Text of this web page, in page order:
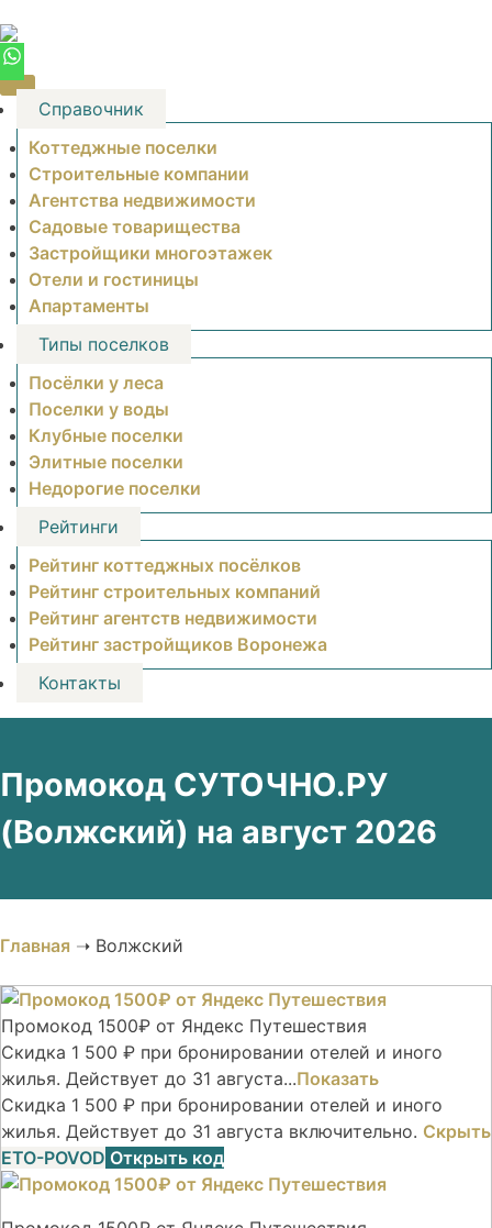
to
content
Справочник
Коттеджные поселки
Строительные компании
Агентства недвижимости
Садовые товарищества
Застройщики многоэтажек
Отели и гостиницы
Апартаменты
Типы поселков
Посёлки у леса
Поселки у воды
Клубные поселки
Элитные поселки
Недорогие поселки
Рейтинги
Рейтинг коттеджных посёлков
Рейтинг строительных компаний
Рейтинг агентств недвижимости
Рейтинг застройщиков Воронежа
Контакты
Промокод СУТОЧНО.РУ
(Волжский) на август 2026
Главная ➝ Волжский
Промокод 1500₽ от Яндекс Путешествия
Скидка 1 500 ₽ при бронировании отелей и иного
жилья. Действует до 31 августа...Показать
Скидка 1 500 ₽ при бронировании отелей и иного
жилья. Действует до 31 августа включительно. Скрыть
ETO-POVOD Открыть код